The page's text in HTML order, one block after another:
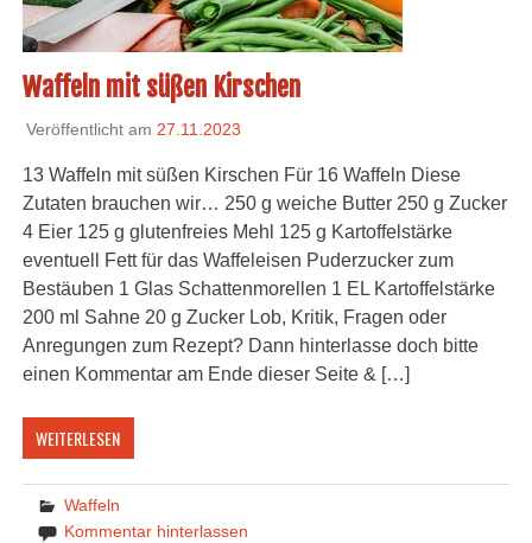
Waffeln mit süßen Kirschen
Veröffentlicht am 27.11.2023
13 Waffeln mit süßen Kirschen Für 16 Waffeln Diese
Zutaten brauchen wir… 250 g weiche Butter 250 g Zucker
4 Eier 125 g glutenfreies Mehl 125 g Kartoffelstärke
eventuell Fett für das Waffeleisen Puderzucker zum
Bestäuben 1 Glas Schattenmorellen 1 EL Kartoffelstärke
200 ml Sahne 20 g Zucker Lob, Kritik, Fragen oder
Anregungen zum Rezept? Dann hinterlasse doch bitte
einen Kommentar am Ende dieser Seite & […]
WEITERLESEN
Waffeln
Kommentar hinterlassen